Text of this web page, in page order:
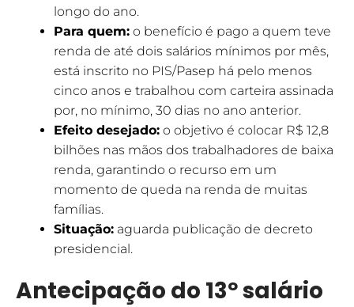
longo do ano.
Para quem: o benefício é pago a quem teve
renda de até dois salários mínimos por mês,
está inscrito no PIS/Pasep há pelo menos
cinco anos e trabalhou com carteira assinada
por, no mínimo, 30 dias no ano anterior.
Efeito desejado: o objetivo é colocar R$ 12,8
bilhões nas mãos dos trabalhadores de baixa
renda, garantindo o recurso em um
momento de queda na renda de muitas
famílias.
Situação: aguarda publicação de decreto
presidencial.
Antecipação do 13º salário